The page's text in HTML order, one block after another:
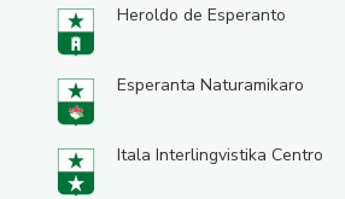
Heroldo de Esperanto
Esperanta Naturamikaro
Itala Interlingvistika Centro